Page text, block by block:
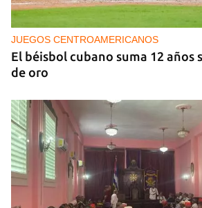
EE UU propone a la OEA
cancilleres para "tomar medidas"
decisiones de Ortega
JUEGOS CENTROAMERICANOS
El béisbol cubano suma 12 años
de oro